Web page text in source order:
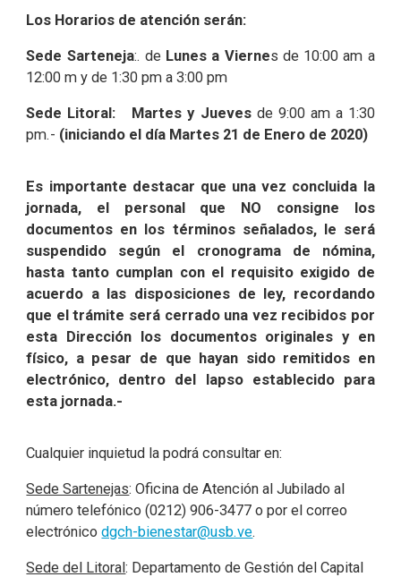
Los Horarios de atención serán:
Sede Sarteneja:. de Lunes a Viernes de 10:00 am a
12:00 m y de 1:30 pm a 3:00 pm
Sede Litoral: Martes y Jueves de 9:00 am a 1:30
pm.- (iniciando el día Martes 21 de Enero de 2020)
Es importante destacar que una vez concluida la
jornada, el personal que NO consigne los
documentos en los términos señalados, le será
suspendido según el cronograma de nómina,
hasta tanto cumplan con el requisito exigido de
acuerdo a las disposiciones de ley, recordando
que el trámite será cerrado una vez recibidos por
esta Dirección los documentos originales y en
físico, a pesar de que hayan sido remitidos en
electrónico, dentro del lapso establecido para
esta jornada.-
Cualquier inquietud la podrá consultar en:
Sede Sartenejas: Oficina de Atención al Jubilado al
número telefónico (0212) 906-3477 o por el correo
electrónicodgch-bienestar@usb.ve.
Sede del Litoral: Departamento de Gestión del Capital